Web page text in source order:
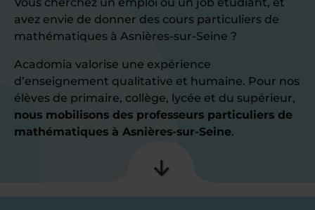
avez envie de donner des cours particuliers de
mathématiques à Asnières-sur-Seine ?
Acadomia valorise une expérience
d’enseignement qualitative et humaine. Pour nos
élèves de primaire, collège, lycée et du supérieur,
nous mobilisons des professeurs particuliers de
mathématiques à Asnières-sur-Seine.